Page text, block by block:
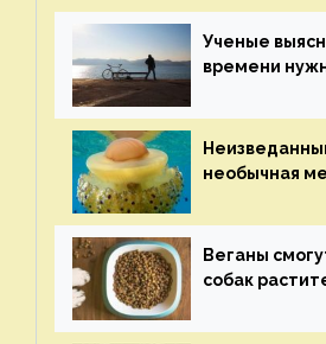
Ученые
времени
здоровья —
на ECOportal
необычная
экологии на
Веганы
собак
здоровье —